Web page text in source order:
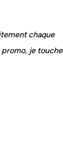
chaque
promo, je touche